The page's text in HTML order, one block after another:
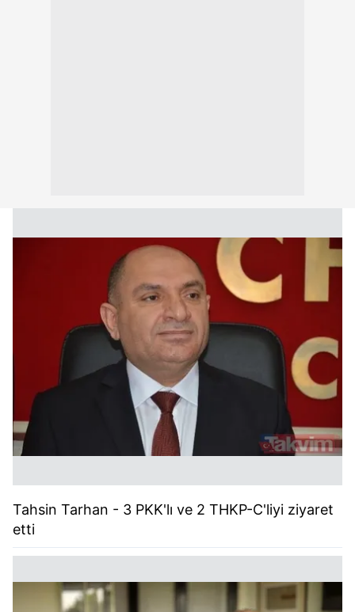
Tahsin Tarhan - 3 PKK'lı ve 2 THKP-C'liyi ziyaret
etti